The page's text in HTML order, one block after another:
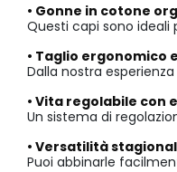
• Gonne in cotone
Questi capi sono ideali
• Taglio ergonomico
Dalla nostra
• Vita regolabile con
Un sistema di
• Versatilità
Puoi abbinarle